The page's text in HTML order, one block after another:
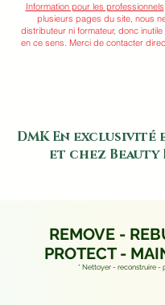
Information pour les professionnels
plusieurs pages du site, nous
distributeur ni formateur, donc
en ce sens. Merci de contacter
DMK En exclusivité
et chez Beauty
REMOVE -
PROTECT -
* Nettoyer - reconstruire -